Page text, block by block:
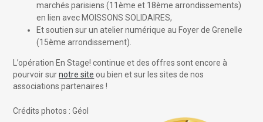
marchés parisiens (11ème et 18ème arrondissements)
en lien avec MOISSONS SOLIDAIRES,
Et soutien sur un atelier numérique au Foyer de Grenelle
(15ème arrondissement).
L’opération En Stage! continue et des offres sont encore à
pourvoir surnotre site ou bien et sur les sites de nos
associations partenaires !
Crédits photos : Géol